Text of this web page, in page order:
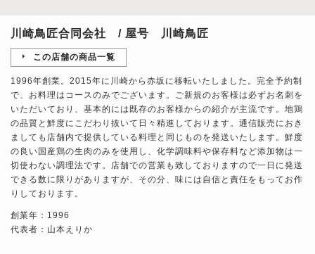
川崎鳥匠合同会社 / 屋号 川崎鳥匠
この店舗の商品一覧
1996年創業。2015年に川崎から赤坂に移転いたしました。完全予約制
で、お料理はコースのみでございます。ご新規のお客様は必ずお名刺を
いただいており、基本的には既存のお客様からの紹介が主流です。地鶏
の品質と鮮度にこだわり抜いて日々精進しております。通信販売におき
ましても店舗内で提供している料理と同じものを発送いたします。鮮度
の良い国産鶏の生肉のみを使用し、化学調味料や保存料など添加物は一
切使わない調理法です。店舗での営業も致しておりますので一日に発送
できる数に限りがありますが、その分、味には自信と責任をもってお作
りしております。
創業年：1996
代表者：山本えりか